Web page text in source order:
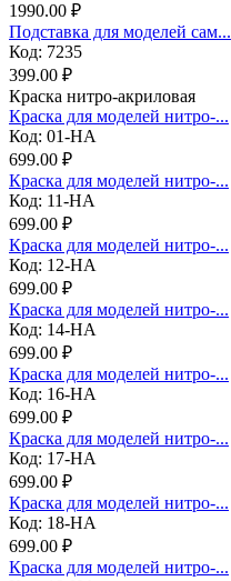
1990.00 ₽
Подставка для моделей сам...
Код: 7235
399.00 ₽
Краска нитро-акриловая
Краска для моделей нитро-...
Код: 01-НА
699.00 ₽
Краска для моделей нитро-...
Код: 11-НА
699.00 ₽
Краска для моделей нитро-...
Код: 12-НА
699.00 ₽
Краска для моделей нитро-...
Код: 14-НА
699.00 ₽
Краска для моделей нитро-...
Код: 16-НА
699.00 ₽
Краска для моделей нитро-...
Код: 17-НА
699.00 ₽
Краска для моделей нитро-...
Код: 18-НА
699.00 ₽
Краска для моделей нитро-...